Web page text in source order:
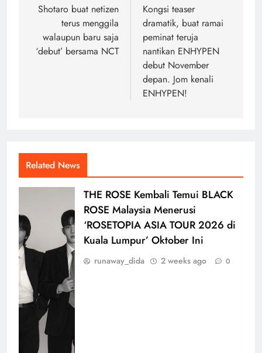
navigation
Shotaro buat netizen
terus menggila
walaupun baru saja
‘debut’ bersama NCT
Kongsi teaser
dramatik, buat ramai
peminat teruja
nantikan ENHYPEN
debut November
depan. Jom kenali
ENHYPEN!
Related News
THE ROSE Kembali Temui BLACK
ROSE Malaysia Menerusi
‘ROSETOPIA ASIA TOUR 2026 di
Kuala Lumpur’ Oktober Ini
runaway_dida 2 weeks ago 0